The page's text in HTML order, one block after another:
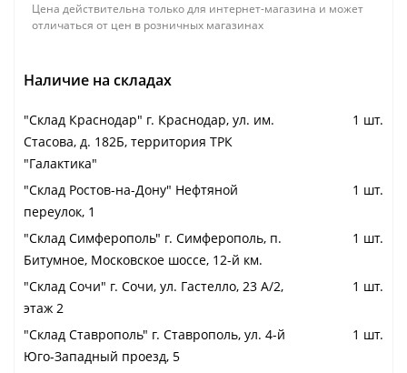
Цена действительна только для интернет-магазина и может
отличаться от цен в розничных магазинах
Наличие на складах
"Cклад Краснодар" г. Краснодар, ул. им.
Стасова, д. 182Б, территория ТРК
"Галактика"
1 шт.
"Cклад Ростов-на-Дону" Нефтяной
переулок, 1
1 шт.
"Cклад Симферополь" г. Симферополь, п.
Битумное, Московское шоссе, 12-й км.
1 шт.
"Cклад Сочи" г. Сочи, ул. Гастелло, 23 А/2,
этаж 2
1 шт.
"Cклад Ставрополь" г. Ставрополь, ул. 4-й
Юго-Западный проезд, 5
1 шт.